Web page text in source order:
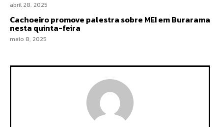
abril 28, 2025
Cachoeiro promove palestra sobre MEI em Burarama
nesta quinta-feira
maio 8, 2025